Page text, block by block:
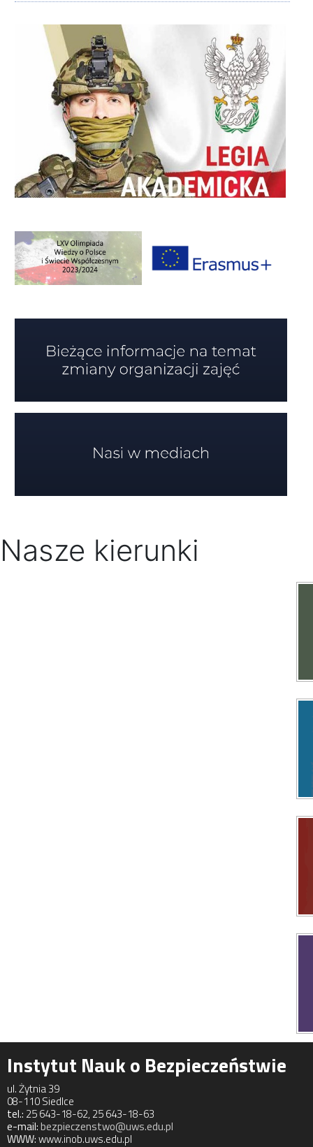
Nasze kierunki
Instytut Nauk o Bezpieczeństwie
ul. Żytnia 39
08-110 Siedlce
tel.: 25 643-18-62, 25 643-18-63
e-mail:bezpieczenstwo@uws.edu.pl
WWW:www.inob.uws.edu.pl